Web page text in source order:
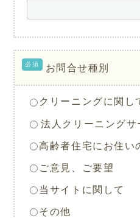
必須 お問合せ種別
クリーニングに関し
法人クリーニングサ
高齢者住宅にお住い
ご意見、ご要望
当サイトに関して
その他